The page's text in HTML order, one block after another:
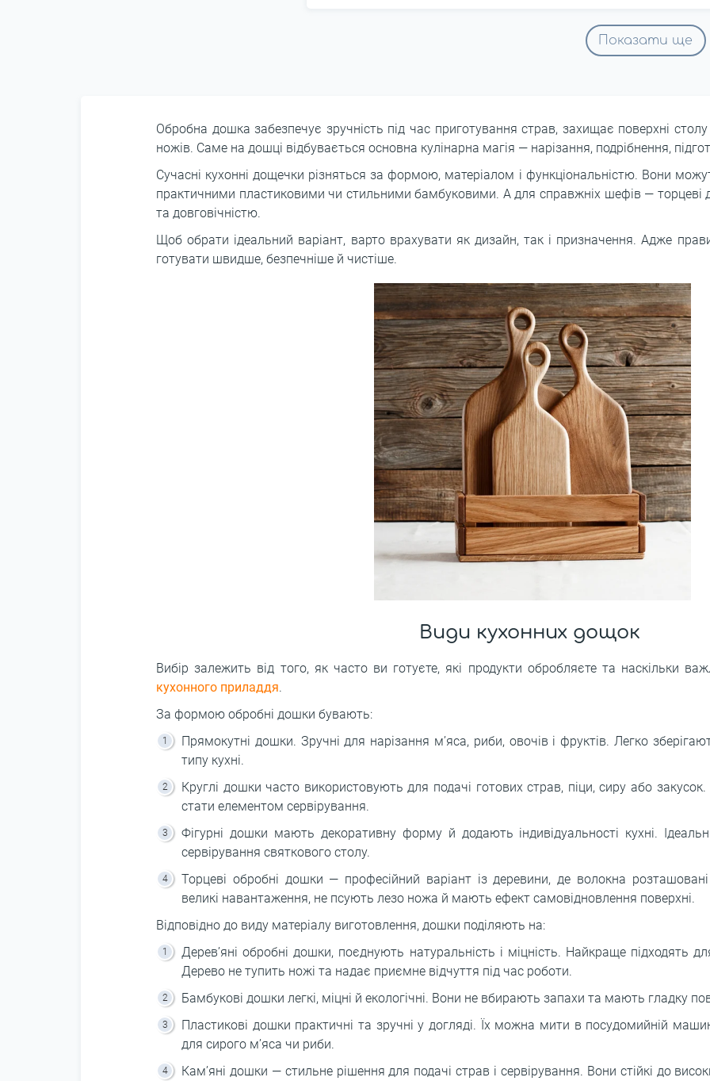
Показати ще
Обробна дошка забезпечує зручність під час приготування страв, захищає поверхні столу
ножів. Саме на дошці відбувається основна кулінарна магія ― нарізання, подрібнення,
Сучасні кухонні дощечки різняться за формою, матеріалом і функціональністю. Вони
практичними пластиковими чи стильними бамбуковими. А для справжніх шефів ― торцеві
та довговічністю.
Щоб обрати ідеальний варіант, варто врахувати як дизайн, так і призначення. Адже
готувати швидше, безпечніше й чистіше.
Види кухонних дощок
Вибір залежить від того, як часто ви готуєте, які продукти обробляєте та наскільки
кухонного приладдя.
За формою обробні дошки бувають:
Прямокутні дошки. Зручні для нарізання м’яса, риби, овочів і фруктів. Легко
типу кухні.
Круглі дошки часто використовують для подачі готових страв, піци, сиру або
стати елементом сервірування.
Фігурні дошки мають декоративну форму й додають індивідуальності кухні.
сервірування святкового столу.
Торцеві обробні дошки ― професійний варіант із деревини, де волокна
великі навантаження, не псують лезо ножа й мають ефект самовідновлення поверхні.
Відповідно до виду матеріалу виготовлення, дошки поділяють на:
Дерев’яні обробні дошки, поєднують натуральність і міцність. Найкраще підходять
Дерево не тупить ножі та надає приємне відчуття під час роботи.
Бамбукові дошки легкі, міцні й екологічні. Вони не вбирають запахи та мають гладку
Пластикові дошки практичні та зручні у догляді. Їх можна мити в посудомийній
для сирого м’яса чи риби.
Кам’яні дошки ― стильне рішення для подачі страв і сервірування. Вони стійкі до